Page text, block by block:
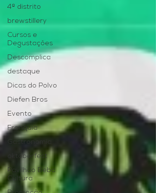
4º distrito
brewstillery
Cursos e
Degustações
Descomplica
destaque
Dicas do Polvo
Diefen Bros
Evento
Franquia
Gastronomia
oktoberfest
Pavilhão Beba
Cultura